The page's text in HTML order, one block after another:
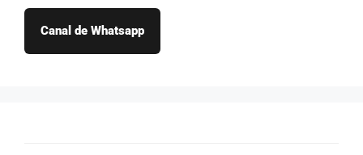
Canal de Whatsapp